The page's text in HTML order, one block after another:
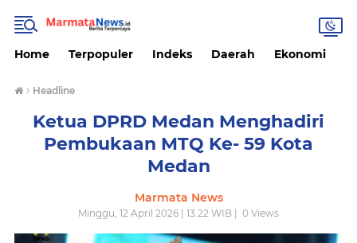
Home Terpopuler Indeks Daerah Ekonomi
› Headline
Ketua DPRD Medan Menghadiri
Pembukaan MTQ Ke- 59 Kota
Medan
Marmata News
Minggu, 12 April 2026 | 13.22 WIB | 0 Views